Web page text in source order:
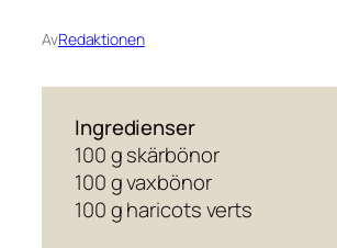
AvRedaktionen
Ingredienser
100 g skärbönor
100 g vaxbönor
100 g haricots verts